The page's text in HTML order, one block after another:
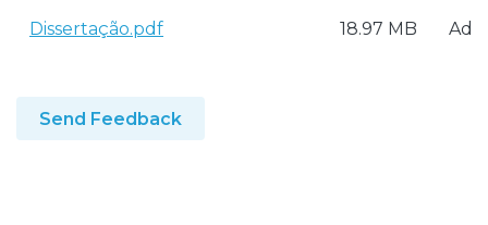
Dissertação.pdf 18.97 MB
Send Feedback